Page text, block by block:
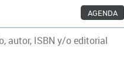
AGENDA